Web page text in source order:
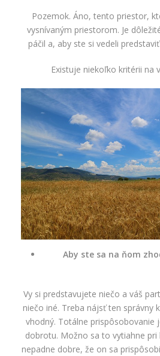
Pozemok. Áno, tento priestor,
vysnívaným priestorom. Je
páčil a, aby ste si vedeli
Existuje niekoľko kritérii na
Aby ste sa na ňom
Vy si predstavujete niečo a váš
niečo iné. Treba nájsť ten správny
vhodný. Totálne prispôsobovanie
dobrotu. Možno sa to vytiahne
nepadne dobre, že on sa